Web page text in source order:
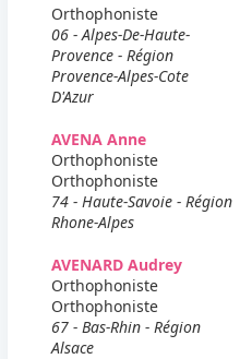
Orthophoniste
06 - Alpes-De-Haute-
Provence - Région
Provence-Alpes-Cote
D'Azur
AVENA Anne
Orthophoniste
Orthophoniste
74 - Haute-Savoie - Région
Rhone-Alpes
AVENARD Audrey
Orthophoniste
Orthophoniste
67 - Bas-Rhin - Région
Alsace